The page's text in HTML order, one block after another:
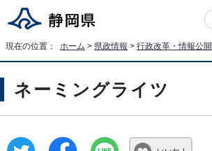
現在の位置： ホーム > 県政情報 > 行政改革・情報公開
ネーミングライツ